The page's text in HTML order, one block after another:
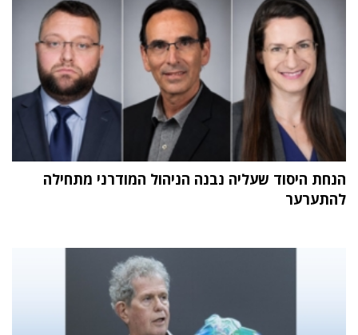
הנחת היסוד שעליה נבנה הניהול המודרני מתחילה
להתערער